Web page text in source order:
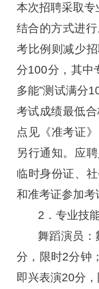
本次招聘采取专
结合的方式进
考比例则减少
分100分，其中
多能”测试满分
考试成绩最低
点见《准考证
另行通知。应
临时身份证、
和准考证参加考
2．专业技
舞蹈演员
分，限时2分钟
即兴表演20分，